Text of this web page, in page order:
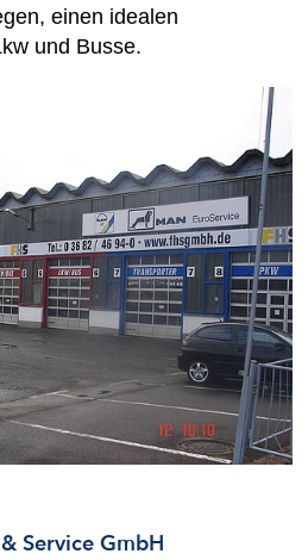
einen idealen
und Busse.
Service GmbH